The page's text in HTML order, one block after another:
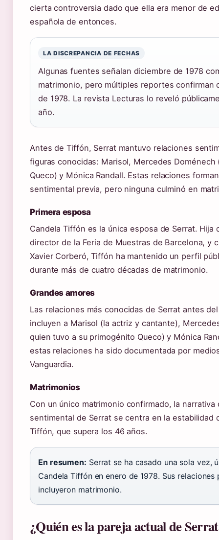
cierta controversia dado que ella era menor de
española de entonces.
LA DISCREPANCIA DE FECHAS
Algunas fuentes señalan diciembre de 1978
matrimonio, pero múltiples reportes confirman
de 1978. La revista Lecturas lo reveló
año.
Antes de Tiffón, Serrat mantuvo relaciones
figuras conocidas: Marisol, Mercedes Doménech
Queco) y Mónica Randall. Estas relaciones
sentimental previa, pero ninguna culminó en
Primera esposa
Candela Tiffón es la única esposa de Serrat. Hija
director de la Feria de Muestras de Barcelona, y
Xavier Corberó, Tiffón ha mantenido un perfil
durante más de cuatro décadas de matrimonio.
Grandes amores
Las relaciones más conocidas de Serrat antes
incluyen a Marisol (la actriz y cantante),
quien tuvo a su primogénito Queco) y Mónica
estas relaciones ha sido documentada por
Vanguardia.
Matrimonios
Con un único matrimonio confirmado, la narrativa
sentimental de Serrat se centra en la estabilidad
Tiffón, que supera los 46 años.
En resumen: Serrat se ha casado una sola vez,
Candela Tiffón en enero de 1978. Sus relaciones
incluyeron matrimonio.
¿Quién es la pareja actual de